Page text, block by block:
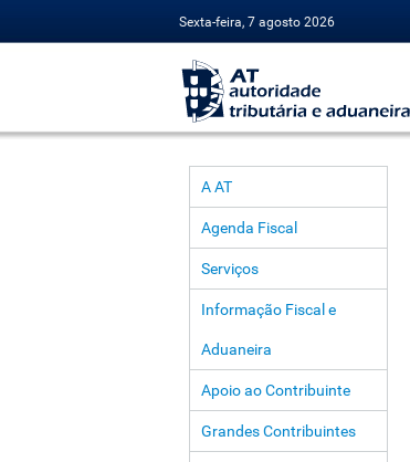
Sexta-feira, 7 agosto 2026
A AT
Agenda Fiscal
Serviços
Informação Fiscal e
Aduaneira
Apoio ao Contribuinte
Grandes Contribuintes